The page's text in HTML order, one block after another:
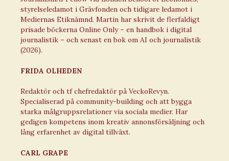
styrelseledamot i Grävfonden och tidigare ledamot i
Mediernas Etiknämnd. Martin har skrivit de flerfaldigt
prisade böckerna Online Only – en handbok i digital
journalistik – och senast en bok om AI och journalistik
(2026).
FRIDA OLHEDEN
Redaktör och tf chefredaktör på VeckoRevyn.
Specialiserad på community-building och att bygga
starka målgruppsrelationer via sociala medier. Har
gedigen kompetens inom kreativ annonsförsäljning och
lång erfarenhet av digital tillväxt.
CARL GRAPE